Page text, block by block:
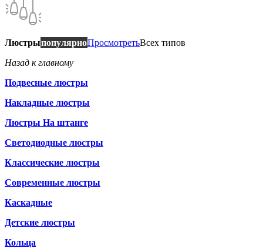
ЛюстрыпопулярноПросмотретьВсех типов
Назад к главному
Подвесные люстры
Накладные люстры
Люстры На штанге
Светодиодные люстры
Классические люстры
Современные люстры
Каскадные
Детские люстры
Кольца